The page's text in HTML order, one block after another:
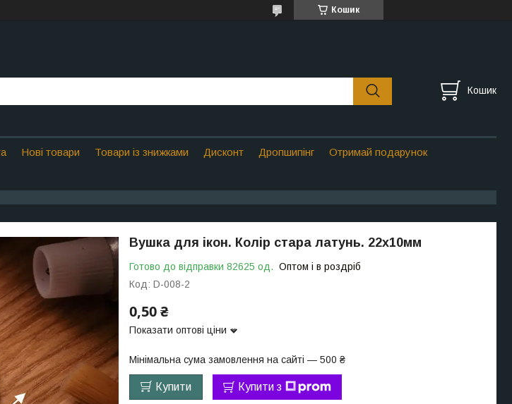
Кошик
Кошик
Нові товари Товари із знижками Дисконт Дропшипінг Отримай подарунок
Вушка для ікон. Колір стара латунь. 22х10мм
Готово до відправки 82625 од. Оптом і в роздріб
Код: D-008-2
0,50 ₴
Показати оптові ціни
Мінімальна сума замовлення на сайті — 500 ₴
Купити Купити з